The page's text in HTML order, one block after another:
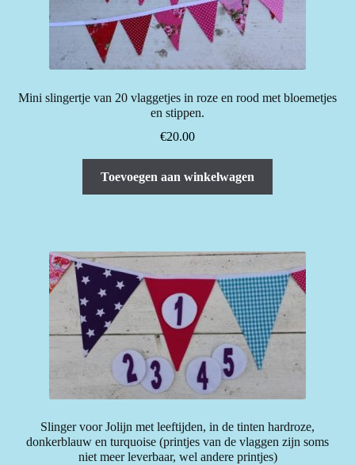
Mini slingertje van 20 vlaggetjes in roze en rood met bloemetjes
en stippen.
€20.00
Toevoegen aan winkelwagen
Slinger voor Jolijn met leeftijden, in de tinten hardroze,
donkerblauw en turquoise (printjes van de vlaggen zijn soms
niet meer leverbaar, wel andere printjes)